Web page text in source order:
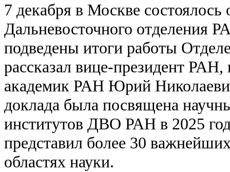
7 декабря в Москве состоялось
Дальневосточного отделения
подведены итоги работы
рассказал вице-президент
академик РАН Юрий
доклада была посвящена
институтов ДВО РАН в 2025
представил более 30
областях науки.